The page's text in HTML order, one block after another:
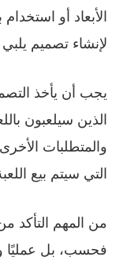
الأبعاد أو
لإنشاء تصميم
يجب أن يأخذ
الذين سيلعبون
والمتطلبات
التي سيتم بيع
من المهم التأكد
فحسب، بل عمليًا